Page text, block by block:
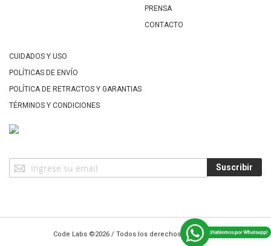
PRENSA
CONTACTO
CUIDADOS Y USO
POLÍTICAS DE ENVÍO
POLÍTICA DE RETRACTOS Y GARANTIAS
TÉRMINOS Y CONDICIONES
Suscríbase
a
Suscribir
Code Labs©2026 / Todos los derechos reservados